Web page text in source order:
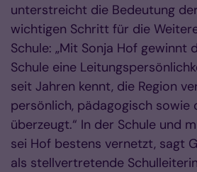
unterstreicht die Bedeutung
wichtigen Schritt für die
Schule: „Mit Sonja Hof gewinnt
Schule eine
seit Jahren kennt, die Region
persönlich, pädagogisch sowie
überzeugt.“ In der Schule und
sei Hof bestens vernetzt, sagt
als stellvertretende